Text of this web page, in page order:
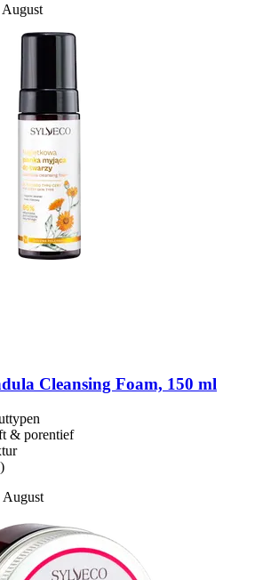
August
Cleansing Foam, 150 ml
& porentief
August